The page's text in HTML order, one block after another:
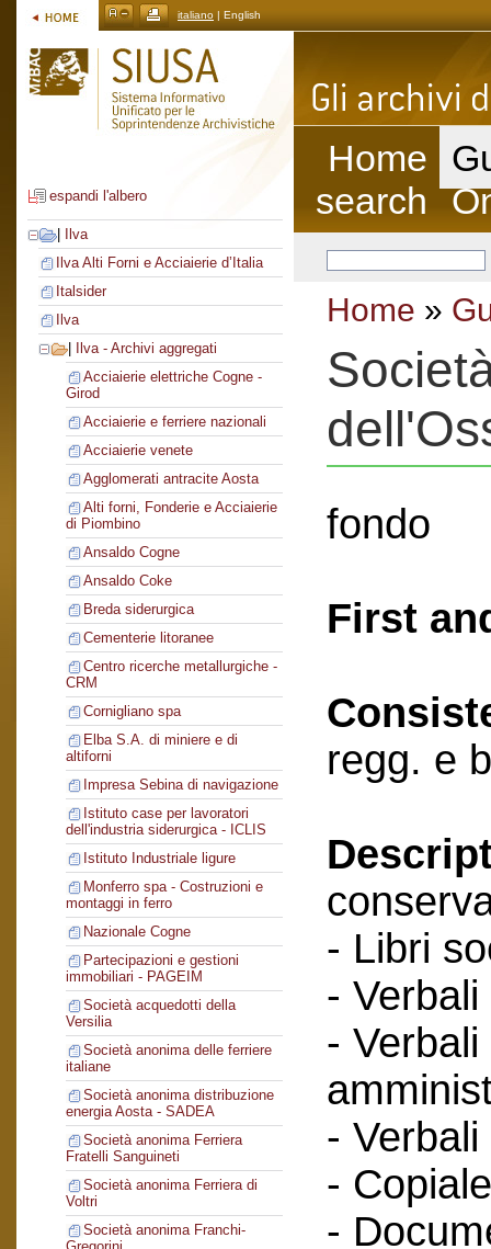
italiano | English
espandi l'albero
Ilva
Ilva Alti Forni e Acciaierie d’Italia
Italsider
Ilva
Ilva - Archivi aggregati
Acciaierie elettriche Cogne -
Girod
Acciaierie e ferriere nazionali
Acciaierie venete
Agglomerati antracite Aosta
Alti forni, Fonderie e Acciaierie
di Piombino
Ansaldo Cogne
Ansaldo Coke
Breda siderurgica
Cementerie litoranee
Centro ricerche metallurgiche -
CRM
Cornigliano spa
Elba S.A. di miniere e di
altiforni
Impresa Sebina di navigazione
Istituto case per lavoratori
dell'industria siderurgica - ICLIS
Istituto Industriale ligure
Monferro spa - Costruzioni e
montaggi in ferro
Nazionale Cogne
Partecipazioni e gestioni
immobiliari - PAGEIM
Società acquedotti della
Versilia
Società anonima delle ferriere
italiane
Società anonima distribuzione
energia Aosta - SADEA
Società anonima Ferriera
Fratelli Sanguineti
Società anonima Ferriera di
Voltri
Società anonima Franchi-
Home
search
Home »
fondo
First
regg. e
- Libri
-
-
-
-
-